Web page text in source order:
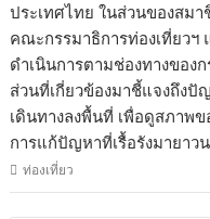
ประเทศไทย ในส่วนของส
คณะกรรมาธิการท่องเที่ยวฯ
ดำเนินการตามช่องทางของ
ส่วนที่เกี่ยวข้องมาชี้แจงถึงปั
เดินทางลงพื้นที่ เพื่อดูสภาพ
การแก้ปัญหาที่เรื้อรังมายาว
ท่องเที่ยว